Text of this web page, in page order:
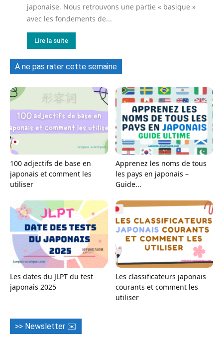
japonaise. Nous retrouvons une partie « basique »
avec les fondements de...
Lire la suite
A ne pas rater cette semaine
100 adjectifs de base en
japonais et comment les
utiliser
Apprenez les noms de tous
les pays en japonais –
Guide...
Les dates du JLPT du test
japonais 2025
Les classificateurs japonais
courants et comment les
utiliser
>> Newsletter ✉️